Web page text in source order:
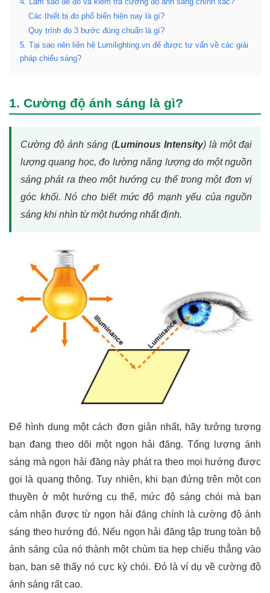
4. Làm sao để đo và kiểm tra cường độ ánh sáng chính xác?
Các thiết bị đo phổ biến hiện nay là gì?
Quy trình đo 3 bước đúng chuẩn là gì?
5. Tại sao nên liên hệ Lumilighting.vn để được tư vấn về các giải
pháp chiếu sáng?
1. Cường độ ánh sáng là gì?
Cường độ ánh sáng (Luminous Intensity) là một đại
lượng quang học, đo lường năng lượng do một nguồn
sáng phát ra theo một hướng cụ thể trong một đơn vị
góc khối. Nó cho biết mức độ mạnh yếu của nguồn
sáng khi nhìn từ một hướng nhất định.
Để hình dung một cách đơn giản nhất, hãy tưởng tượng
bạn đang theo dõi một ngọn hải đăng. Tổng lượng ánh
sáng mà ngọn hải đăng này phát ra theo mọi hướng được
gọi là quang thông. Tuy nhiên, khi bạn đứng trên một con
thuyền ở một hướng cụ thể, mức độ sáng chói mà bạn
cảm nhận được từ ngọn hải đăng chính là cường độ ánh
sáng theo hướng đó. Nếu ngọn hải đăng tập trung toàn bộ
ánh sáng của nó thành một chùm tia hẹp chiếu thẳng vào
bạn, bạn sẽ thấy nó cực kỳ chói. Đó là ví dụ về cường độ
ánh sáng rất cao.